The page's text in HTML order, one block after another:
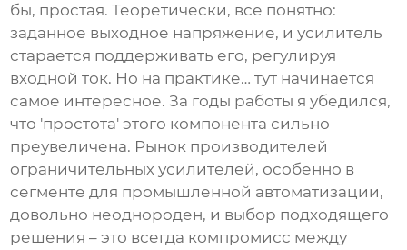
бы, простая. Теоретически, все понятно:
заданное выходное напряжение, и усилитель
старается поддерживать его, регулируя
входной ток. Но на практике… тут начинается
самое интересное. За годы работы я убедился,
что 'простота' этого компонента сильно
преувеличена. Рынок производителей
ограничительных усилителей, особенно в
сегменте для промышленной автоматизации,
довольно неоднороден, и выбор подходящего
решения – это всегда компромисс между